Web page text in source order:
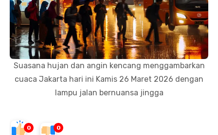
Suasana hujan dan angin kencang menggambarkan
cuaca Jakarta hari ini Kamis 26 Maret 2026 dengan
lampu jalan bernuansa jingga
0 0